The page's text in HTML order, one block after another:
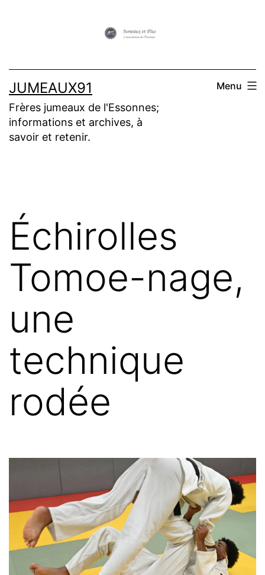
JUMEAUX91
Frères jumeaux de l'Essonnes;
informations et archives, à
savoir et retenir.
Menu
Échirolles
Tomoe-nage,
une
technique
rodée